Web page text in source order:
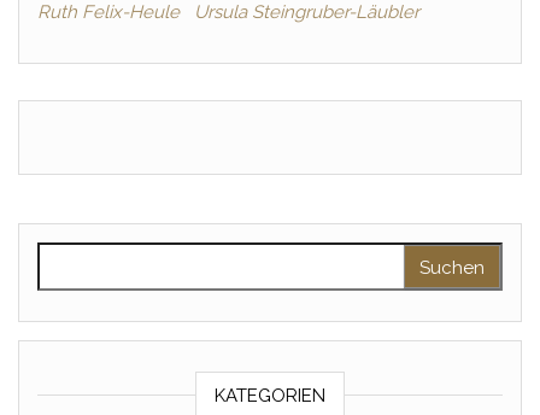
Ruth Felix-Heule
Ursula Steingruber-Läubler
KATEGORIEN